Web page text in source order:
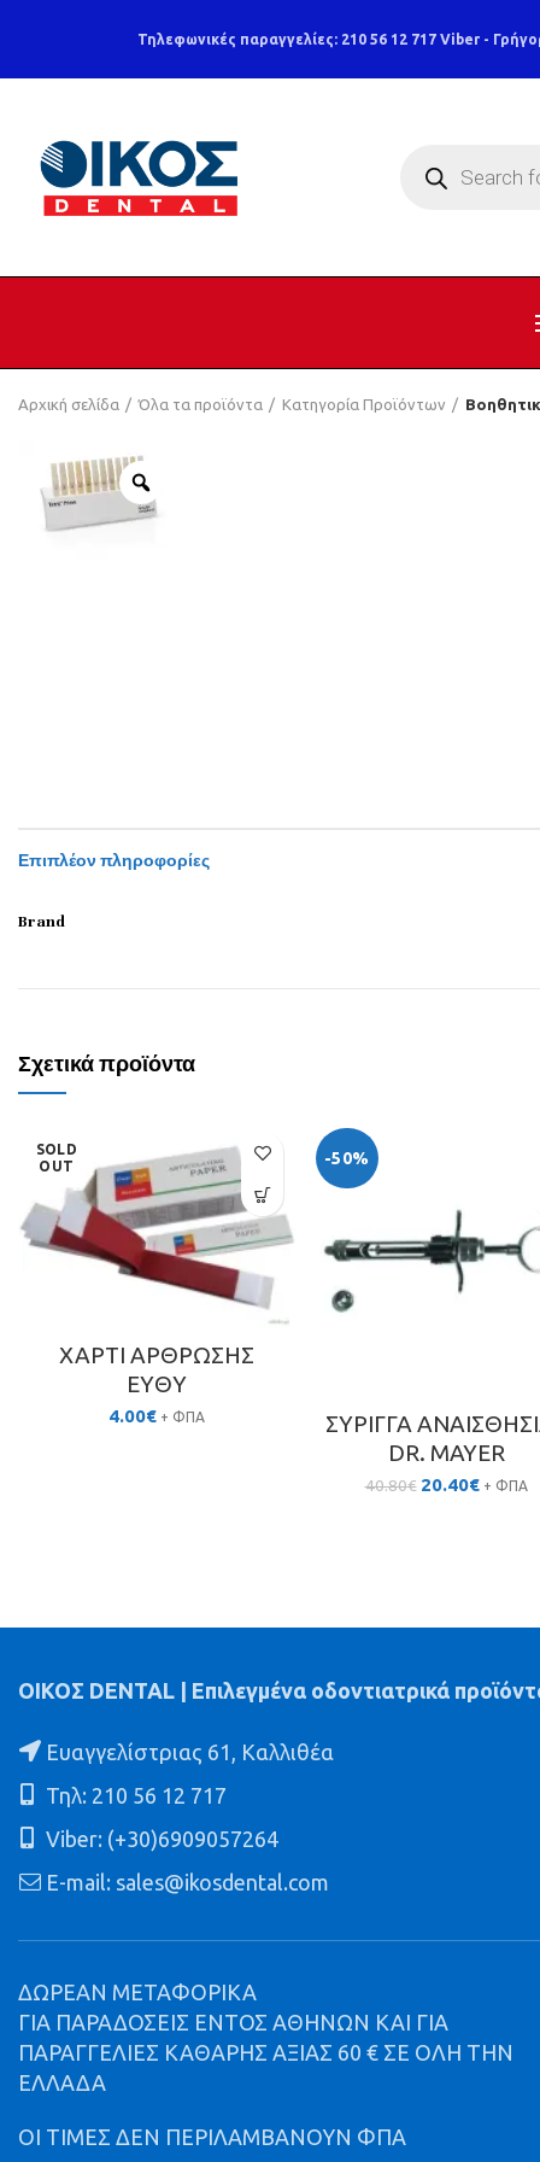
Τηλεφωνικές παραγγελίες: 210 56 12 717 Viber -
search
Αρχική σελίδα Όλα τα προϊόντα Κατηγορία Προϊόντων
Επιπλέον πληροφορίες
Brand
Σχετικά προϊόντα
SOLD
OUT
ΧΑΡΤΙ ΑΡΘΡΩΣΗΣ
ΕΥΘΥ
4.00€ + ΦΠΑ
-50%
ΣΥΡΙΓΓΑ
DR. MAYER
40.80€ Original
20.40€Η+ ΦΠΑ
ΟΙΚΟΣ DENTAL | Επιλεγμένα οδοντιατρικά
Ευαγγελίστριας 61, Καλλιθέα
Τηλ: 210 56 12 717
Viber: (+30)6909057264
E-mail: sales@ikosdental.com
ΔΩΡΕΑΝ ΜΕΤΑΦΟΡΙΚΑ
ΓΙΑ ΠΑΡΑΔΟΣΕΙΣ ΕΝΤΟΣ ΑΘΗΝΩΝ ΚΑΙ ΓΙΑ
ΠΑΡΑΓΓΕΛΙΕΣ ΚΑΘΑΡΗΣ ΑΞΙΑΣ 60 € ΣΕ ΟΛΗ ΤΗΝ
ΕΛΛΑΔΑ
ΟΙ ΤΙΜΕΣ ΔΕΝ ΠΕΡΙΛΑΜΒΑΝΟΥΝ ΦΠΑ